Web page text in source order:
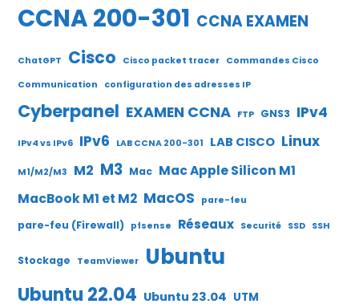
CCNA 200-301 CCNA EXAMEN
ChatGPT Cisco Cisco packet tracer Commandes Cisco
Communication
configuration des adresses IP
Cyberpanel EXAMEN CCNA FTP GNS3 IPv4
IPv4 vs IPv6 IPv6 LAB CCNA 200-301 LAB CISCO Linux
M1/M2/M3 M2 M3 Mac Mac Apple Silicon M1
MacBook M1 et M2 MacOS pare-feu
pare-feu (Firewall) pfsense Réseaux Securité SSD SSH
Stockage TeamViewer Ubuntu
Ubuntu 22.04 Ubuntu 23.04 UTM